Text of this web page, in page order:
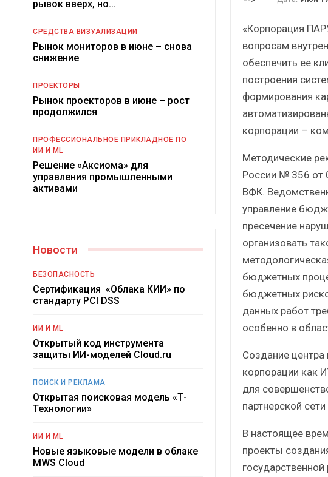
«Корпорация
вопросам
обеспечить ее
построения
формирования
корпорации –
Методические
России № 356 от
ВФК.
управление
пресечение
организовать
бюджетных
бюджетных
данных работ
особенно в
Создание
корпорации как
для
партнерской
В настоящее
проекты
государственной
рывок вверх, но…
СРЕДСТВА ВИЗУАЛИЗАЦИИ
Рынок мониторов в июне – снова
снижение
ПРОЕКТОРЫ
Рынок проекторов в июне – рост
продолжился
ПРОФЕССИОНАЛЬНОЕ ПРИКЛАДНОЕ ПО
ИИ И ML
Решение «Аксиома» для
управления промышленными
активами
Новости
БЕЗОПАСНОСТЬ
Сертификация «Облака КИИ» по
стандарту PCI DSS
ИИ И ML
Открытый код инструмента
защиты ИИ-моделей Cloud.ru
ПОИСК И РЕКЛАМА
Открытая поисковая модель «Т-
Технологии»
ИИ И ML
Новые языковые модели в облаке
MWS Cloud
Краткий
ИБП
Подкосят ли